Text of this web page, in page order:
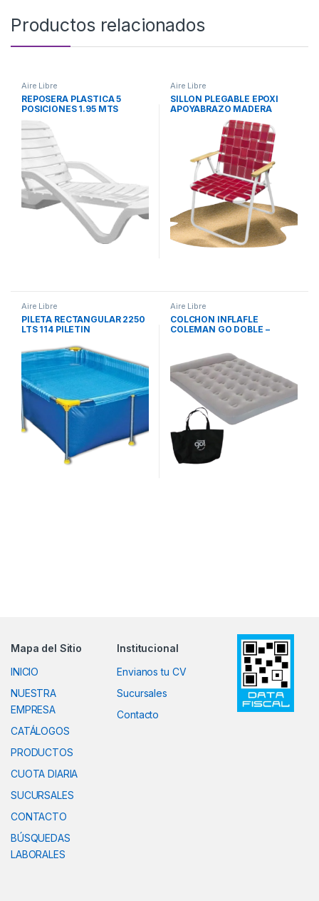
Productos relacionados
Aire Libre
REPOSERA PLASTICA 5
POSICIONES 1.95 MTS
Aire Libre
SILLON PLEGABLE EPOXI
APOYABRAZO MADERA
Aire Libre
PILETA RECTANGULAR 2250
LTS 114 PILETIN
Aire Libre
COLCHON INFLAFLE
COLEMAN GO DOBLE –
Mapa del Sitio
INICIO
NUESTRA
EMPRESA
CATÁLOGOS
PRODUCTOS
CUOTA DIARIA
SUCURSALES
CONTACTO
BÚSQUEDAS
LABORALES
Institucional
Envianos tu CV
Sucursales
Contacto